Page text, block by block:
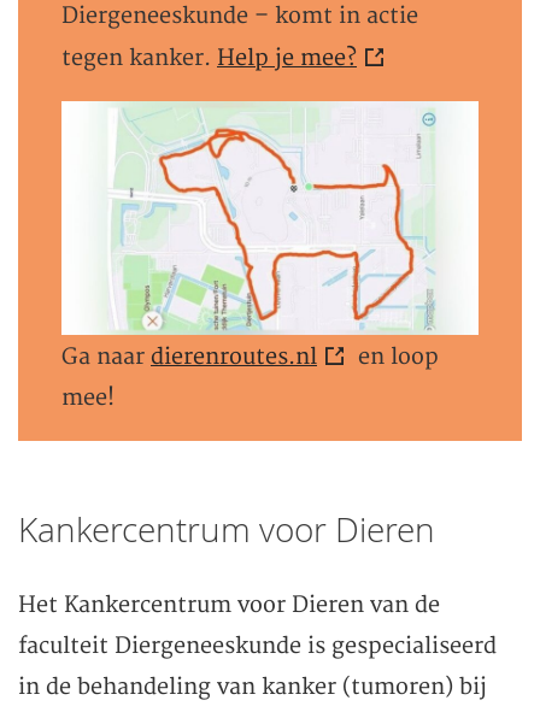
Diergeneeskunde – komt in actie
tegen kanker. Help je mee?
Ga naar dierenroutes.nl
en loop
mee!
Kankercentrum voor Dieren
Het Kankercentrum voor Dieren van de
faculteit Diergeneeskunde is gespecialiseerd
in de behandeling van kanker (tumoren) bij